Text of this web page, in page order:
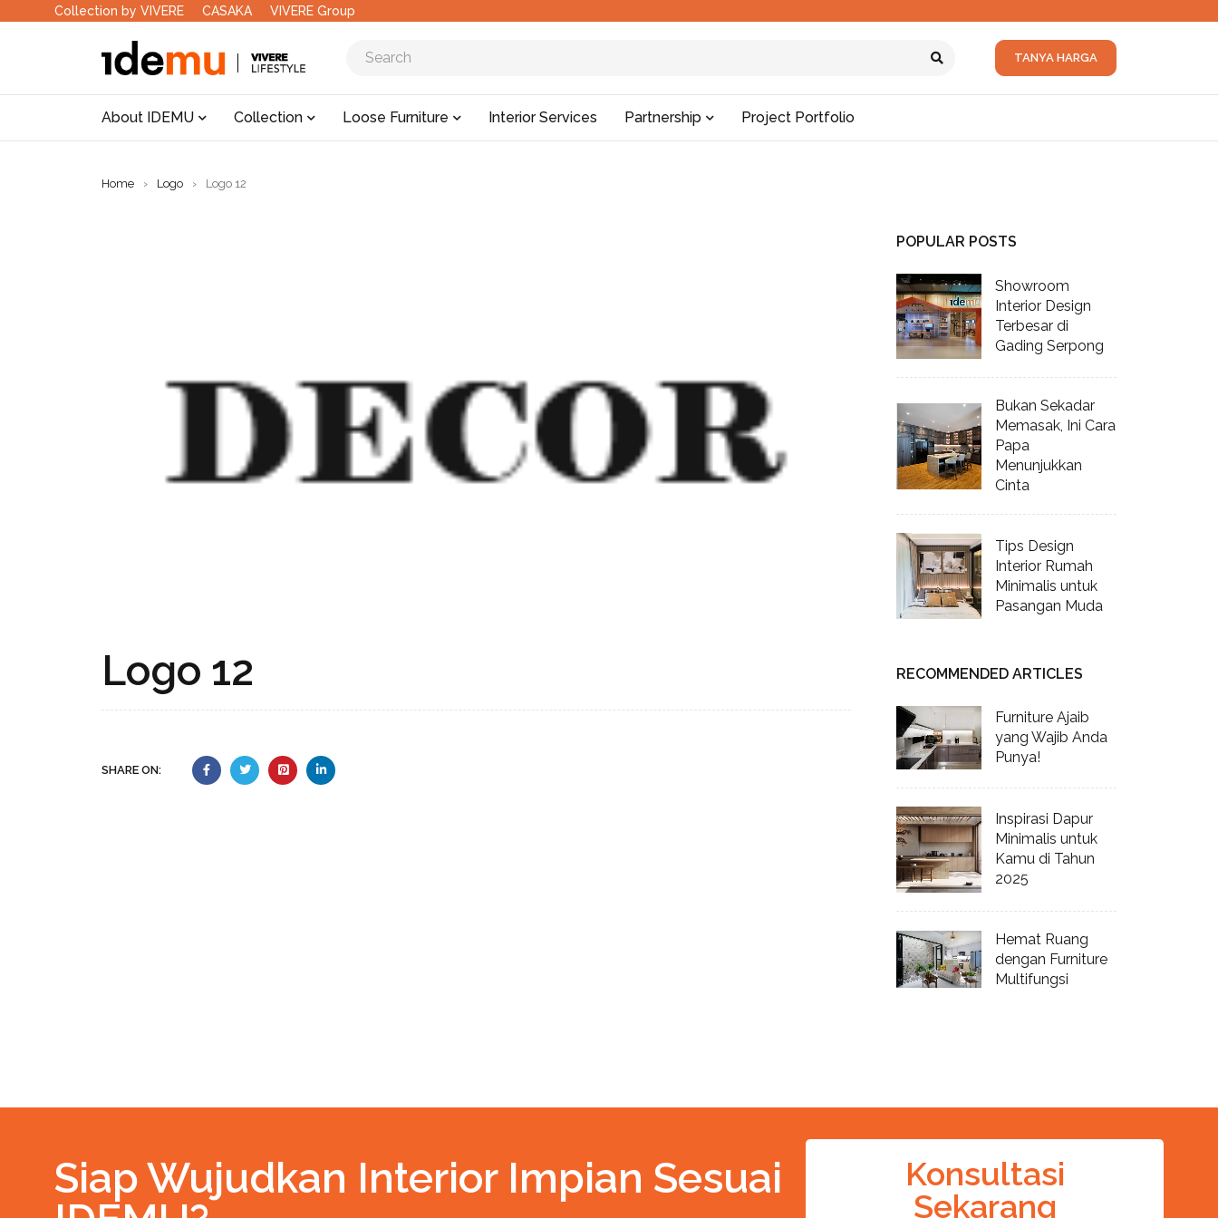
Collection by VIVERE CASAKA VIVERE Group
TANYA HARGA
About IDEMU Collection Loose Furniture Interior Services Partnership Project Portfolio
Home › Logo › Logo 12
Logo 12
SHARE ON:
POPULAR POSTS
Showroom
Interior Design
Terbesar di
Gading Serpong
Bukan Sekadar
Memasak, Ini Cara
Papa
Menunjukkan
Cinta
Tips Design
Interior Rumah
Minimalis untuk
Pasangan Muda
RECOMMENDED ARTICLES
Furniture Ajaib
yang Wajib Anda
Punya!
Inspirasi Dapur
Minimalis untuk
Kamu di Tahun
2025
Hemat Ruang
dengan Furniture
Multifungsi
Siap Wujudkan Interior Impian Sesuai
Konsultasi
Sekarang